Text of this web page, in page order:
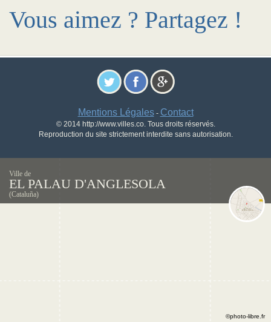
Vous aimez ? Partagez !
Mentions Légales- Contact
© 2014 http://www.villes.co. Tous droits réservés.
Reproduction du site strictement interdite sans autorisation.
Ville de
EL PALAU D'ANGLESOLA
(Cataluña)
©photo-libre.fr